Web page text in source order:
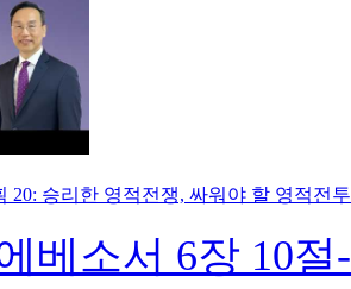
20: 승리한 영적전쟁, 싸워야 할 영적전투
베소서 6장 10절